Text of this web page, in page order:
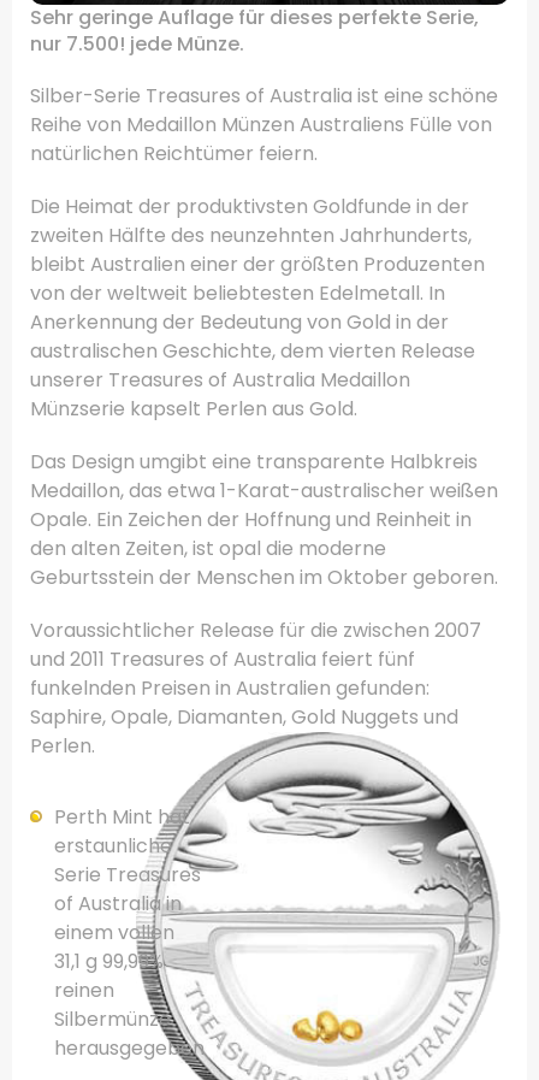
Sehr geringeAuflage für dieses perfekte Serie,
nur 7.500! jede Münze.
Silber-Serie Treasures of Australia ist eine schöne
Reihe von Medaillon Münzen Australiens Fülle von
natürlichen Reichtümer feiern.
Die Heimat der produktivsten Goldfunde in der
zweiten Hälfte des neunzehnten Jahrhunderts,
bleibt Australien einer der größten Produzenten
von der weltweit beliebtesten Edelmetall. In
Anerkennung der Bedeutung von Gold in der
australischen Geschichte, dem vierten Release
unserer Treasures of Australia Medaillon
Münzserie kapselt Perlen aus Gold.
Das Design umgibt eine transparente Halbkreis
Medaillon, das etwa 1-Karat-australischer weißen
Opale. Ein Zeichen der Hoffnung und Reinheit in
den alten Zeiten,ist opal die moderne
Geburtsstein der Menschen im Oktober geboren.
Voraussichtlicher Release für die zwischen 2007
und 2011 Treasures of Australia feiert fünf
funkelnden Preisen in Australien gefunden:
Saphire,Opale, Diamanten, Gold Nuggets und
Perlen.
Perth Mint hat
erstaunliche
Serie Treasures
of Australia in
einem vollen
31,1 g 99,99%
reinen
Silbermünze
herausgegeben